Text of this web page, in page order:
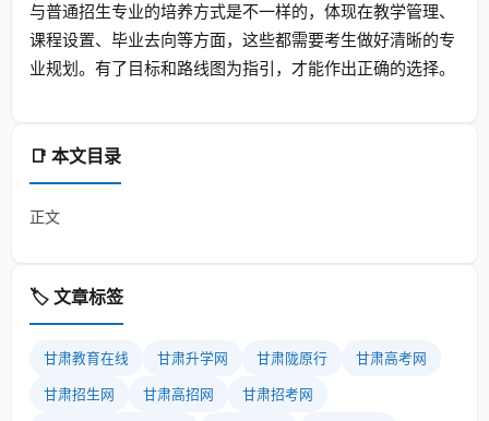
📑 本文目录
正文
🏷️ 文章标签
甘肃教育在线 甘肃升学网 甘肃陇原行 甘肃高考网
甘肃招生网 甘肃高招网 甘肃招考网
与普通招生专业的培养方式是不一样的，体现在教学管理、
课程设置、毕业去向等方面，这些都需要考生做好清晰的专
业规划。有了目标和路线图为指引，才能作出正确的选择。